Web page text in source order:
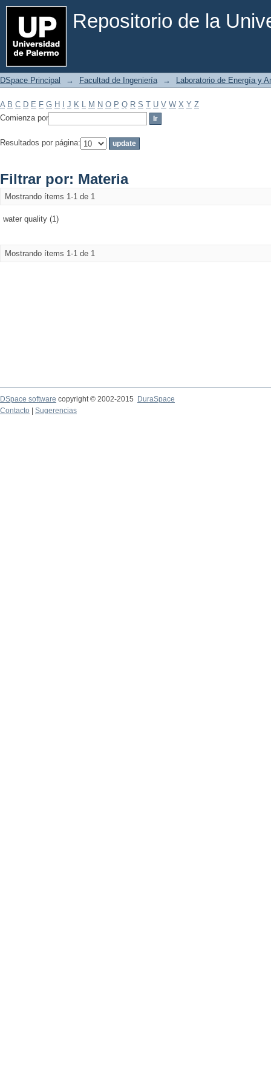
Repositorio de la
Filtrar por: Materia
DSpace Principal → Facultad de Ingeniería → Laboratorio de Energía y
A B C D E F G H J K L M N O P Q R S T U V W X Y Z
Comienza por
Resultados por página:
Filtrar por: Materia
Mostrando ítems 1-1 de 1
water quality (1)
Mostrando ítems 1-1 de 1
DSpace software copyright © 2002-2015
DuraSpace
Contacto
Sugerencias